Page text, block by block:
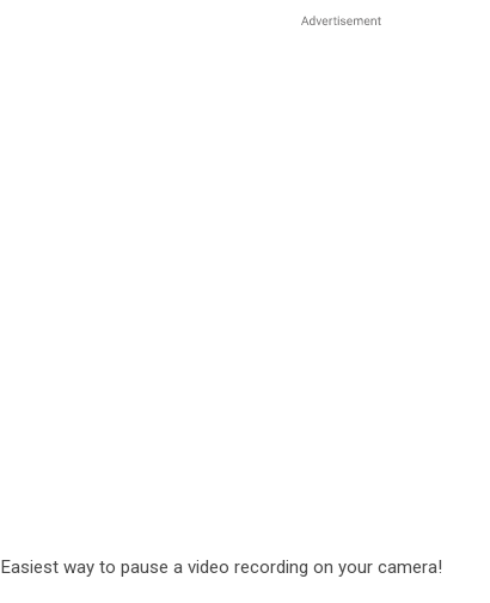
Easiest way to pause a video recording on your camera!